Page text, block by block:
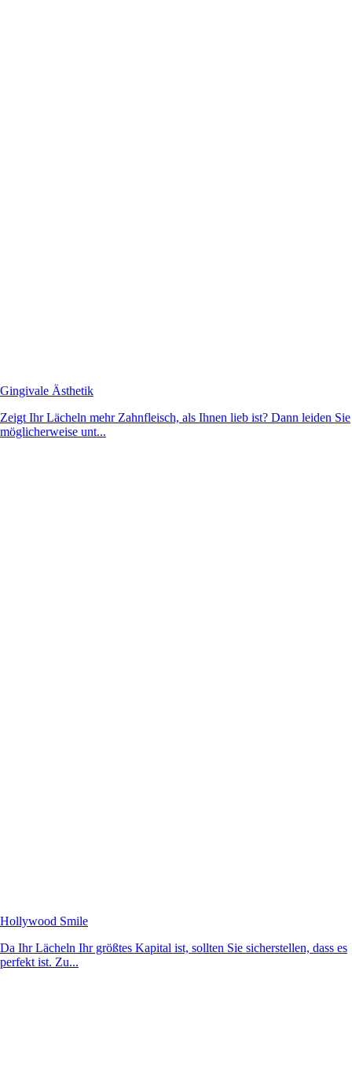
Gingivale Ästhetik
Zeigt Ihr Lächeln mehr Zahnfleisch, als Ihnen lieb ist? Dann leiden Sie
möglicherweise unt...
Hollywood Smile
Da Ihr Lächeln Ihr größtes Kapital ist, sollten Sie sicherstellen, dass es
perfekt ist. Zu...